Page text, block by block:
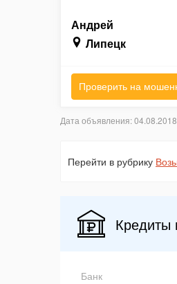
Андрей
Липецк
Проверить на
Дата объявления: 04.08.2018
Перейти в рубрику
Кредиты
Банк